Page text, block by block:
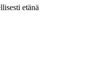
etänä